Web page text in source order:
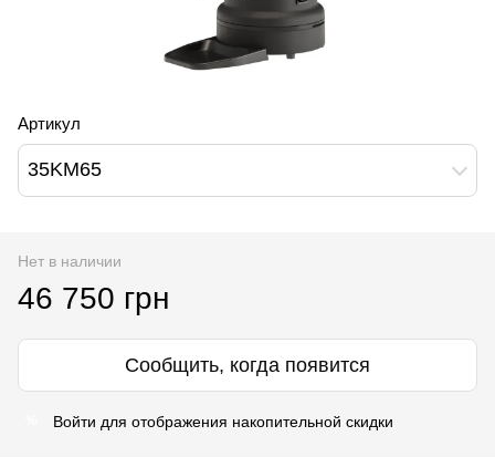
Артикул
35KM65
Нет в наличии
46 750 грн
Сообщить, когда появится
Войти для отображения накопительной скидки